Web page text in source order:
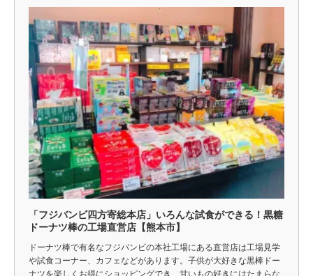
「フジバンビ四方寄総本店」いろんな試食ができる！黒糖
ドーナツ棒の工場直営店【熊本市】
ドーナツ棒で有名なフジバンビの本社工場にある直営店は工場見学
や試食コーナー、カフェなどがあります。子供が大好きな黒棒ドー
ナツを楽しくお得にショッピングでき、甘いもの好きにはたまらな